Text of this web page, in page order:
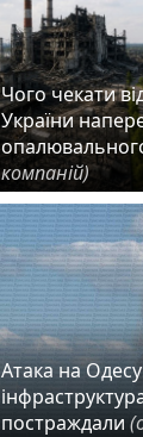
Чого чекати
України
компаній)
Атака на
постраждали